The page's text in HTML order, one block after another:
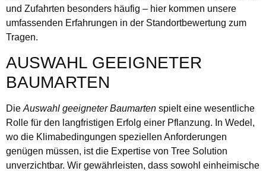
und Zufahrten besonders häufig – hier kommen unsere
umfassenden Erfahrungen in der Standortbewertung zum
Tragen.
AUSWAHL GEEIGNETER
BAUMARTEN
Die Auswahl geeigneter Baumarten spielt eine wesentliche
Rolle für den langfristigen Erfolg einer Pflanzung. In Wedel,
wo die Klimabedingungen speziellen Anforderungen
genügen müssen, ist die Expertise von Tree Solution
unverzichtbar. Wir gewährleisten, dass sowohl einheimische